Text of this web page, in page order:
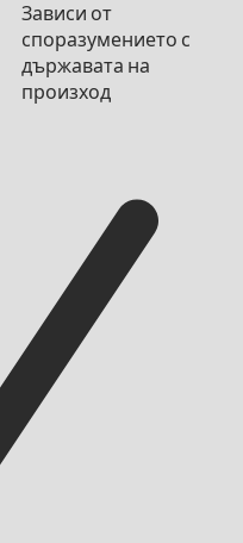
Зависи от
споразумението с
държавата на
произход